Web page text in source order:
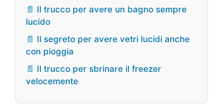
📄 Il trucco per avere un bagno sempre
lucido
📄 Il segreto per avere vetri lucidi anche
con pioggia
📄 Il trucco per sbrinare il freezer
velocemente